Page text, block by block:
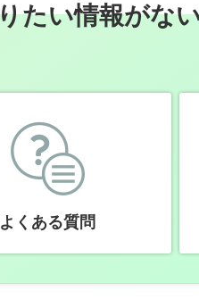
たい情報がな
よくある質問